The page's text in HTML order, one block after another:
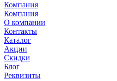
Компания
Компания
О компании
Контакты
Каталог
Акции
Скидки
Блог
Реквизиты